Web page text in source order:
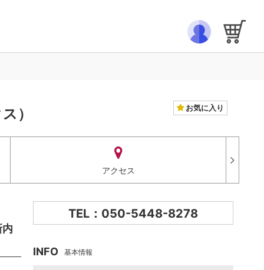
） お気に入り
アクセス
TEL：050-5448-8278
INFO 基本情報